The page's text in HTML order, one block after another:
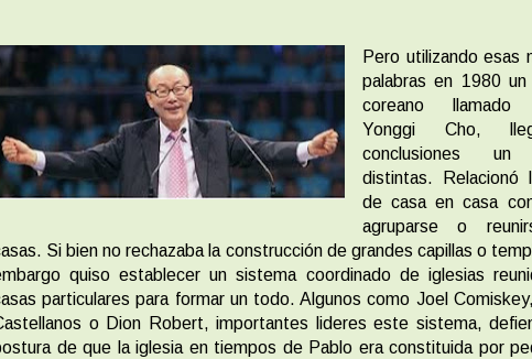
Pero utilizando esas
palabras en 1980
coreano llamado
Yonggi Cho,
conclusiones un
distintas. Relacionó
de casa en casa
agruparse o
Si bien no rechazaba la construcción de grandes capillas o
quiso establecer un sistema coordinado de iglesias
particulares para formar un todo. Algunos como Joel
o Dion Robert, importantes lideres este sistema,
de que la iglesia en tiempos de Pablo era constituida por